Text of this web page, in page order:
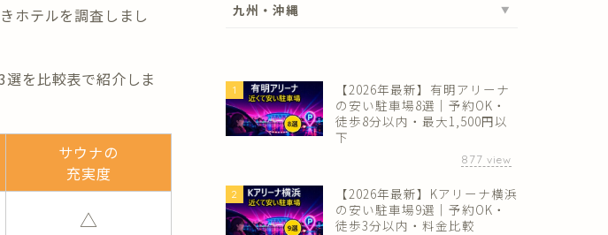
ホテルを調査しまし
選を比較表で紹介しま
サウナの
充実度
△
九州・沖縄
1
【2026年最新】有明アリーナ
の安い駐車場8選｜予約OK・
徒歩8分以内・最大1,500円以
下
877 view
2
【2026年最新】Kアリーナ横浜
の安い駐車場9選｜予約OK・
徒歩3分以内・料金比較